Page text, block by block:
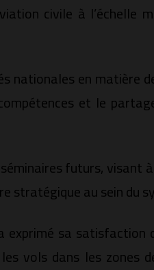
civile à l’échelle
nationales en matière
et le
futurs, visant
au sein du
sa satisfaction
vols dans les